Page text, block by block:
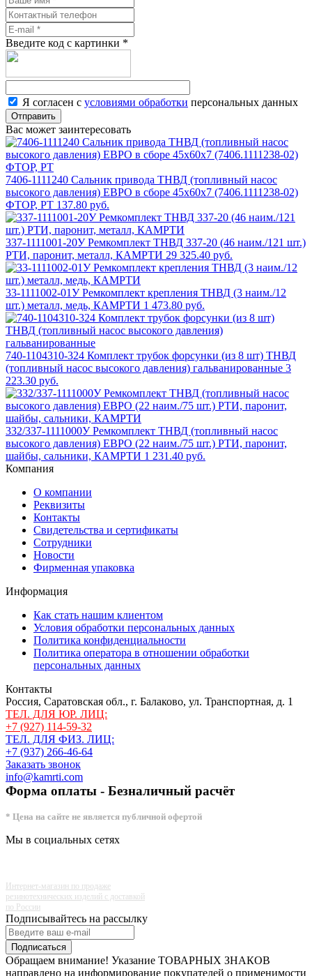
Введите код с картинки *
Я согласен с условиями обработки персональных данных
Отправить
Вас может заинтересовать
7406-1111240 Сальник привода ТНВД (топливный насос
высокого давления) ЕВРО в сборе 45х60х7 (7406.1111238-02)
ФТОР, РТ 137.80 руб.
337-1111001-20У Ремкомплект ТНВД 337-20 (46 наим./121 шт.)
РТИ, паронит, металл, КАМРТИ 29 325.40 руб.
33-1111002-01У Ремкомплект крепления ТНВД (3 наим./12
шт.) металл, медь, КАМРТИ 1 473.80 руб.
740-1104310-324 Комплект трубок форсунки (из 8 шт) ТНВД
(топливный насос высокого давления) гальванированные 3
223.30 руб.
332/337-1111000У Ремкомплект ТНВД (топливный насос
высокого давления) ЕВРО (22 наим./75 шт.) РТИ, паронит,
шайбы, сальники, КАМРТИ 1 231.40 руб.
Компания
О компании
Реквизиты
Контакты
Свидетельства и сертификаты
Сотрудники
Новости
Фирменная упаковка
Информация
Как стать нашим клиентом
Условия обработки персональных данных
Политика конфиденциальности
Политика оператора в отношении обработки
персональных данных
Контакты
Россия, Саратовская обл., г. Балаково, ул. Транспортная, д. 1
ТЕЛ. ДЛЯ ЮР. ЛИЦ:
+7 (927) 114-59-32
ТЕЛ. ДЛЯ ФИЗ. ЛИЦ:
+7 (937) 266-46-64
Заказать звонок
info@kamrti.com
Форма оплаты - Безналичный расчёт
* Цена на сайте не является публичной офертой
Мы в социальных сетях
Интернет-магазин по продаже
резинотехнических изделий с доставкой
по России
Подписывайтесь на рассылку
Подписаться
Обращаем внимание! Указание ТОВАРНЫХ ЗНАКОВ
направлено на информирование покупателей о применимости